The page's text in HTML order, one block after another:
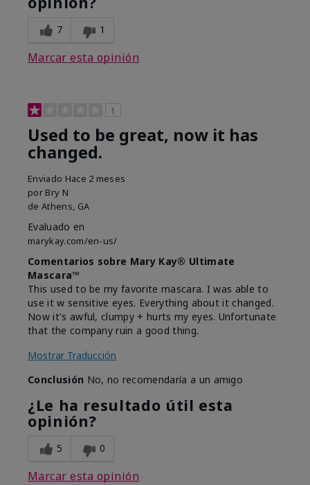
7 1
Marcar esta opinión
1
Used to be great, now it has
changed.
Enviado Hace 2 meses
por Bry N
de Athens, GA
Evaluado en
marykay.com/en-us/
Comentarios sobre Mary Kay® Ultimate
Mascara™
This used to be my favorite mascara. I was able to
use it w sensitive eyes. Everything about it changed.
Now it's awful, clumpy + hurts my eyes. Unfortunate
that the company ruin a good thing.
Mostrar Traducción
Conclusión No, no recomendaría a un amigo
¿Le ha resultado útil esta
opinión?
5 0
Marcar esta opinión